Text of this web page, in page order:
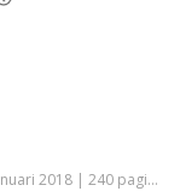
wendingen. Laat je
Engels | Paperback | 01 januari 2018 | 240 pagina's | 9781473674981